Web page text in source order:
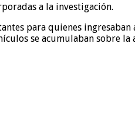
a la investigación.
para quienes ingresaban
se acumulaban sobre la